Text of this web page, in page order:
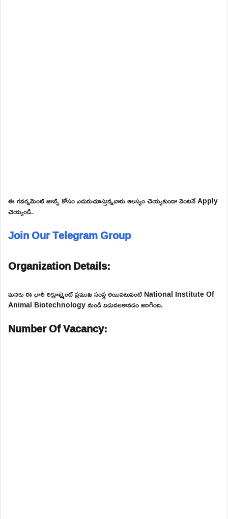
ఈ గవర్నమెంట్ జాబ్స్ కోసం ఎదురుచూస్తున్నవారు ఆలస్యం చెయ్యకుండా వెంటనే Apply
చెయ్యండి.
Join Our Telegram Group
Organization Details:
మనకు ఈ భారీ రిక్రూట్మెంట్ ప్రముఖ సంస్థ అయినటువంటి National Institute Of
Animal Biotechnology నుండి విడుదలకావడం జరిగింది.
Number Of Vacancy: